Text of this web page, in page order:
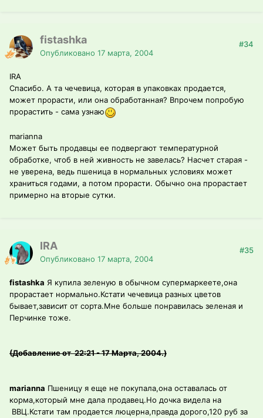
fistashka
Опубликовано 17 марта, 2004
#34
IRA
Спасибо. А та чечевица, которая в упаковках продается,
может прорасти, или она обработанная? Впрочем попробую
прорастить - сама узнаю
marianna
Может быть продавцы ее подвергают температурной
обработке, чтоб в ней живность не завелась? Насчет старая -
не уверена, ведь пшеница в нормальных условиях может
храниться годами, а потом прорасти. Обычно она прорастает
примерно на вторые сутки.
IRA
Опубликовано 17 марта, 2004
#35
fistashka Я купила зеленую в обычном супермаркеете,она
прорастает нормально.Кстати чечевица разных цветов
бывает,зависит от сорта.Мне больше понравилась зеленая и
Перчинке тоже.
(Добавление от 22:21 - 17 Марта, 2004.)
marianna Пшеницу я еще не покупала,она оставалась от
корма,который мне дала продавец.Но дочка видела на
ВВЦ.Кстати там продается люцерна,правда дорого,120 руб за